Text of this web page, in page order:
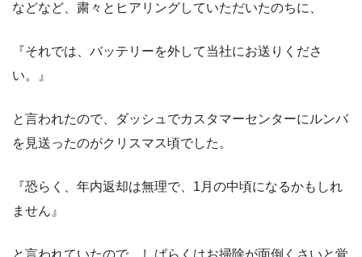
などなど、粛々とヒアリングしていただいたのちに、
『それでは、バッテリーを外して当社にお送りくださ
い。』
と言われたので、ダッシュでカスタマーセンターにルンバ
を見送ったのがクリスマス頃でした。
『恐らく、年内返却は無理で、1月の中頃になるかもしれ
ません』